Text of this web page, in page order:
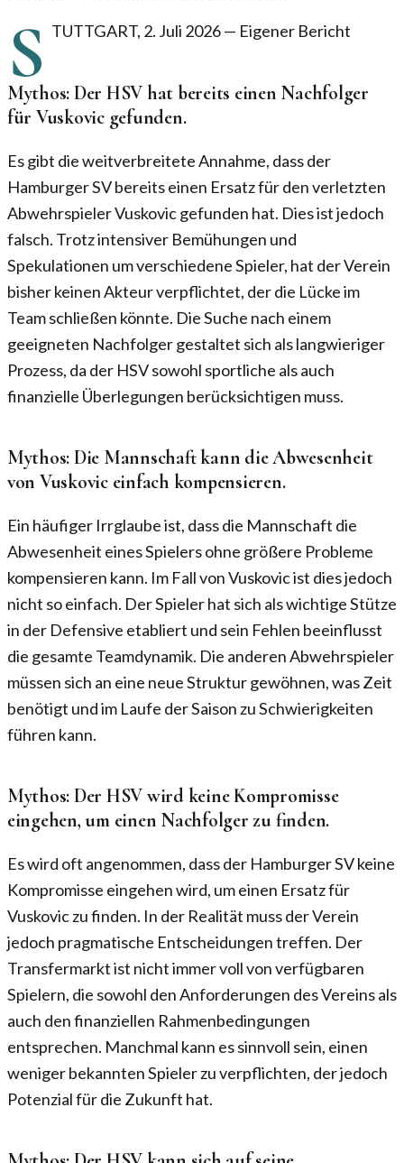
S TUTTGART, 2. Juli 2026— Eigener Bericht
Mythos: Der HSV hat bereits einen Nachfolger
für Vuskovic gefunden.
Es gibt die weitverbreitete Annahme, dass der
Hamburger SV bereits einen Ersatz für den verletzten
Abwehrspieler Vuskovic gefunden hat. Dies ist jedoch
falsch. Trotz intensiver Bemühungen und
Spekulationen um verschiedene Spieler, hat der Verein
bisher keinen Akteur verpflichtet, der die Lücke im
Team schließen könnte. Die Suche nach einem
geeigneten Nachfolger gestaltet sich als langwieriger
Prozess, da der HSV sowohl sportliche als auch
finanzielle Überlegungen berücksichtigen muss.
Mythos: Die Mannschaft kann die Abwesenheit
von Vuskovic einfach kompensieren.
Ein häufiger Irrglaube ist, dass die Mannschaft die
Abwesenheit eines Spielers ohne größere Probleme
kompensieren kann. Im Fall von Vuskovic ist dies jedoch
nicht so einfach. Der Spieler hat sich als wichtige Stütze
in der Defensive etabliert und sein Fehlen beeinflusst
die gesamte Teamdynamik. Die anderen Abwehrspieler
müssen sich an eine neue Struktur gewöhnen, was Zeit
benötigt und im Laufe der Saison zu Schwierigkeiten
führen kann.
Mythos: Der HSV wird keine Kompromisse
eingehen, um einen Nachfolger zu finden.
Es wird oft angenommen, dass der Hamburger SV keine
Kompromisse eingehen wird, um einen Ersatz für
Vuskovic zu finden. In der Realität muss der Verein
jedoch pragmatische Entscheidungen treffen. Der
Transfermarkt ist nicht immer voll von verfügbaren
Spielern, die sowohl den Anforderungen des Vereins als
auch den finanziellen Rahmenbedingungen
entsprechen. Manchmal kann es sinnvoll sein, einen
weniger bekannten Spieler zu verpflichten, der jedoch
Potenzial für die Zukunft hat.